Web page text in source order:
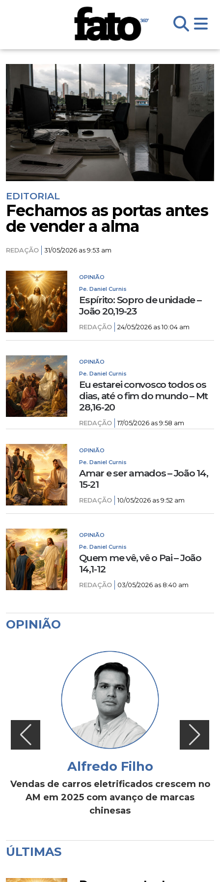
EDITORIAL
Fechamos as portas antes
de vender a alma
REDAÇÃO 31/05/2026 as 9:53 am
OPINIÃO
Pe. Daniel Curnis
Espírito: Sopro de unidade –
João 20,19-23
REDAÇÃO 24/05/2026 as 10:04 am
OPINIÃO
Pe. Daniel Curnis
Eu estarei convosco todos os
dias, até o fim do mundo – Mt
28,16-20
REDAÇÃO 17/05/2026 as 9:58 am
OPINIÃO
Pe. Daniel Curnis
Amar e ser amados – João 14,
15-21
REDAÇÃO 10/05/2026 as 9:52 am
OPINIÃO
Pe. Daniel Curnis
Quem me vê, vê o Pai – João
14,1-12
REDAÇÃO 03/05/2026 as 8:40 am
OPINIÃO
Alfredo Filho
Vendas de carros eletrificados crescem no
AM em 2025 com avanço de marcas
chinesas
ÚLTIMAS